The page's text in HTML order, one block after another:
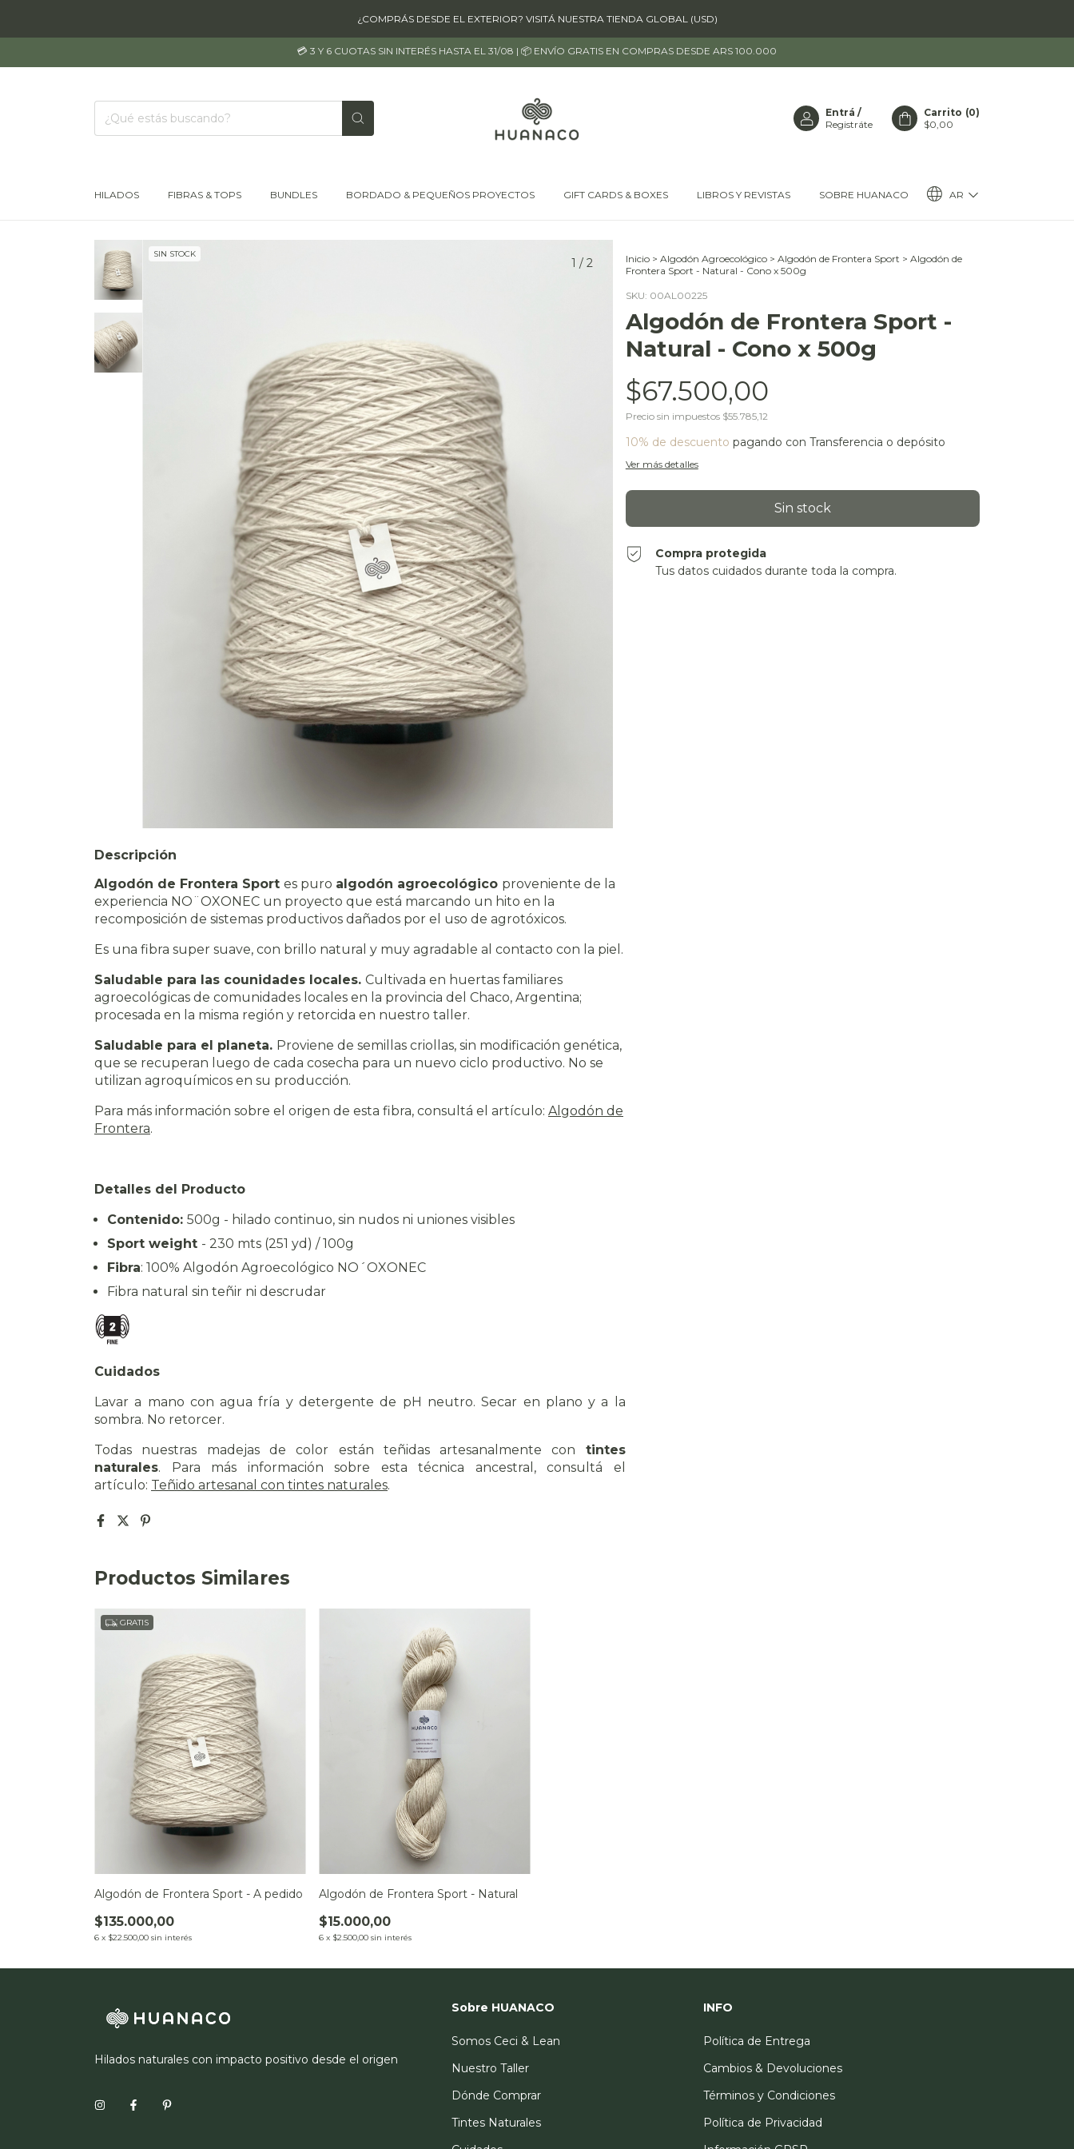
¿COMPRÁS DESDE EL EXTERIOR? VISITÁ NUESTRA TIENDA GLOBAL (USD)
💳 3 Y 6 CUOTAS SIN INTERÉS HASTA EL 31/08 | 📦 ENVÍO GRATIS EN COMPRAS DESDE ARS 100.000
Entrá /
Registráte
Carrito (0)
$0,00
HILADOS FIBRAS & TOPS BUNDLES BORDADO & PEQUEÑOS PROYECTOS GIFT CARDS & BOXES LIBROS Y REVISTAS SOBRE HUANACO AR
SIN STOCK
1 / 2 Inicio > Algodón Agroecológico > Algodón de Frontera Sport > Algodón de
Frontera Sport - Natural - Cono x 500g
SKU: 00AL00225
Algodón de Frontera Sport -
Natural - Cono x 500g
$67.500,00
Precio sin impuestos $55.785,12
10% de descuento pagando con Transferencia o depósito
Ver más detalles
Compra protegida
Tus datos cuidados durante toda la compra.
Descripción
Algodón de Frontera Sport es puro algodón agroecológico proveniente de la
experiencia NO¨OXONEC un proyecto que está marcando un hito en la
recomposición de sistemas productivos dañados por el uso de agrotóxicos.
Es una fibra super suave, con brillo natural y muy agradable al contacto con la piel.
Saludable para las counidades locales. Cultivada en huertas familiares
agroecológicas de comunidades locales en la provincia del Chaco, Argentina;
procesada en la misma región y retorcida en nuestro taller.
Saludable para el planeta. Proviene de semillas criollas, sin modificación genética,
que se recuperan luego de cada cosecha para un nuevo ciclo productivo. No se
utilizan agroquímicos en su producción.
Para más información sobre el origen de esta fibra, consultá el artículo: Algodón de
Frontera.
Detalles del Producto
Contenido: 500g - hilado continuo, sin nudos ni uniones visibles
Sport weight - 230 mts (251 yd) / 100g
Fibra: 100% Algodón Agroecológico NO´OXONEC
Fibra natural sin teñir ni descrudar
Cuidados
Lavar a mano con agua fría y detergente de pH neutro. Secar en plano y a la
sombra. No retorcer.
Todas nuestras madejas de color están teñidas artesanalmente con tintes
naturales. Para más información sobre esta técnica ancestral, consultá el
artículo: Teñido artesanal con tintes naturales.
Productos Similares
GRATIS
Algodón de Frontera Sport - A pedido
$135.000,00
6 x $22.500,00 sin interés
Algodón de Frontera Sport - Natural
$15.000,00
6 x $2.500,00 sin interés
Hilados naturales con impacto positivo desde el origen
Sobre HUANACO
Somos Ceci & Lean
Nuestro Taller
Dónde Comprar
Tintes Naturales
INFO
Política de Entrega
Cambios & Devoluciones
Términos y Condiciones
Política de Privacidad